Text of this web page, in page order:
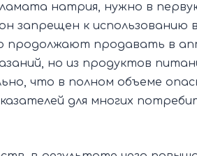
натрия, нужно в
к использованию
продолжают продавать в
но из продуктов
что в полном объеме
для многих